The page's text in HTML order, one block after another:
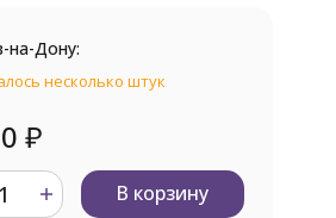
на-Дону:
несколько штук
₽
В корзину